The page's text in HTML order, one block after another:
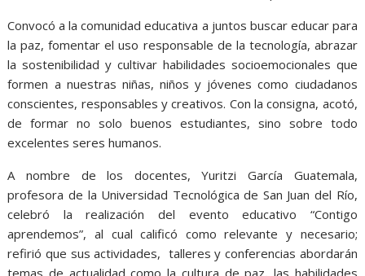
Convocó a la comunidad educativa a juntos buscar educar para
la paz, fomentar el uso responsable de la tecnología, abrazar
la sostenibilidad y cultivar habilidades socioemocionales que
formen a nuestras niñas, niños y jóvenes como ciudadanos
conscientes, responsables y creativos. Con la consigna, acotó,
de formar no solo buenos estudiantes, sino sobre todo
excelentes seres humanos.
A nombre de los docentes, Yuritzi García Guatemala,
profesora de la Universidad Tecnológica de San Juan del Río,
celebró la realización del evento educativo “Contigo
aprendemos”, al cual calificó como relevante y necesario;
refirió que sus actividades, talleres y conferencias abordarán
temas de actualidad como la cultura de paz, las habilidades